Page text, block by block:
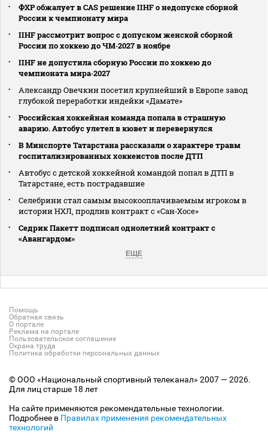
ФХР обжалует в CAS решение IIHF о недопуске сборной
России к чемпионату мира
IIHF рассмотрит вопрос с допуском женской сборной
России по хоккею до ЧМ‑2027 в ноябре
IIHF не допустила сборную России по хоккею до
чемпионата мира‑2027
Александр Овечкин посетил крупнейший в Европе завод
глубокой переработки индейки «Дамате»
Российская хоккейная команда попала в страшную
аварию. Автобус улетел в кювет и перевернулся
В Минспорте Татарстана рассказали о характере травм
госпитализированных хоккеистов после ДТП
Автобус с детской хоккейной командой попал в ДТП в
Татарстане, есть пострадавшие
Селебрини стал самым высокооплачиваемым игроком в
истории НХЛ, продлив контракт с «Сан‑Хосе»
Седрик Пакетт подписал однолетний контракт с
«Авангардом»
ЕЩЕ
Помощь
Обратная связь
О портале
Реклама на портале
Пользовательское соглашение
Охрана труда
Политика обработки персональных данных
© ООО «Национальный спортивный телеканал» 2007 — 2026.
Для лиц старше 18 лет
На сайте применяются рекомендательные технологии.
Подробнее в Правилах применения рекомендательных
технологий